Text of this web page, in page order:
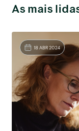
As mais
18 ABR 2024